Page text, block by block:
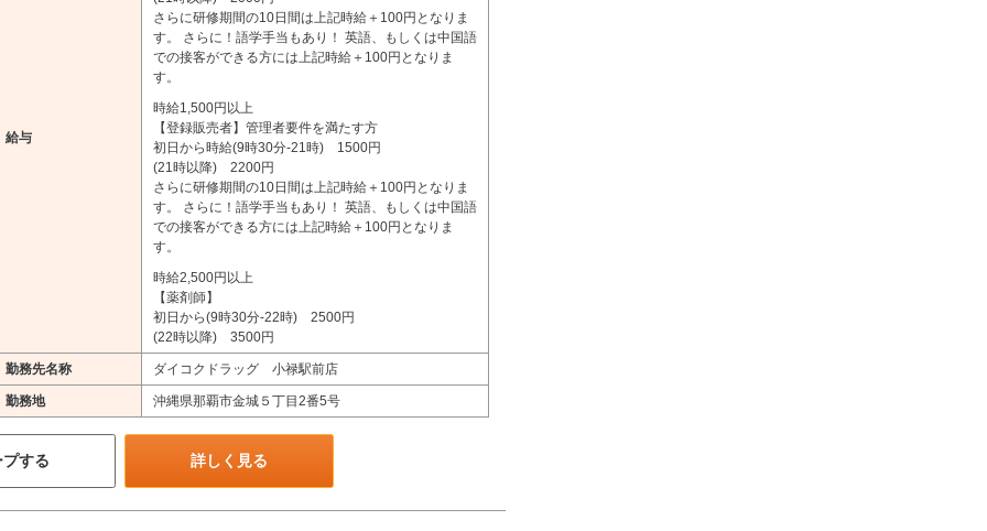
給与
さらに研修期間の10日間は上記時給＋100円となりま
す。 さらに！語学手当もあり！ 英語、もしくは中国語
での接客ができる方には上記時給＋100円となりま
す。
時給1,500円以上
【登録販売者】管理者要件を満たす方
初日から時給(9時30分-21時) 1500円
(21時以降) 2200円
さらに研修期間の10日間は上記時給＋100円となりま
す。 さらに！語学手当もあり！ 英語、もしくは中国語
での接客ができる方には上記時給＋100円となりま
す。
時給2,500円以上
【薬剤師】
初日から(9時30分-22時) 2500円
(22時以降) 3500円
勤務先名称 ダイコクドラッグ 小禄駅前店
勤務地 沖縄県那覇市金城５丁目2番5号
する 詳しく見る